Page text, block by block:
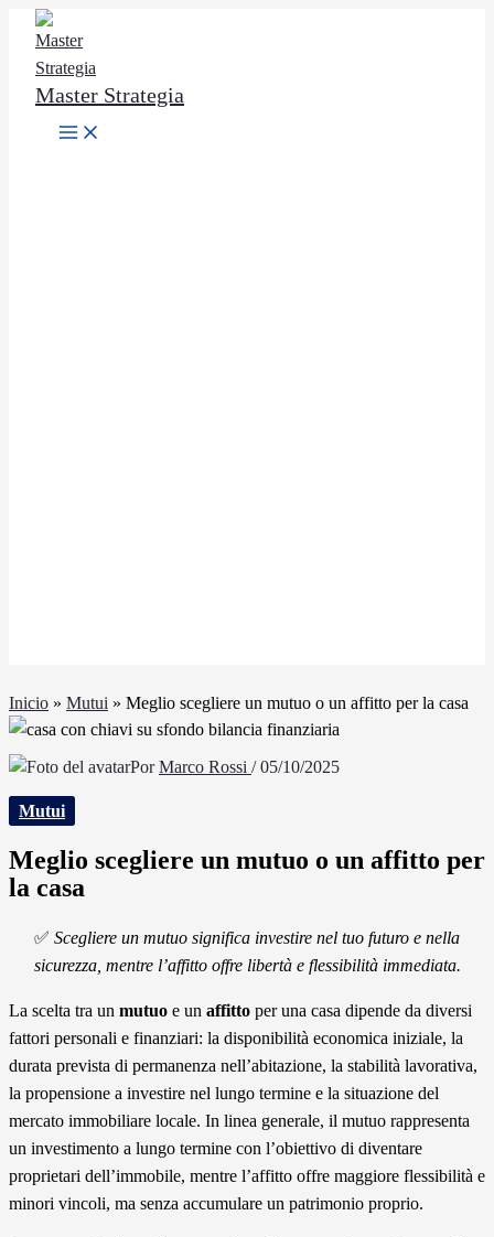
contenido
Master Strategia
Inicio » Mutui » Meglio scegliere un mutuo o un affitto per la casa
PorMarco Rossi /05/10/2025
Mutui
Meglio scegliere un mutuo o un affitto per
la casa
✅ Scegliere un mutuo significa investire nel tuo futuro e nella
sicurezza, mentre l’affitto offre libertà e flessibilità immediata.
La scelta tra un mutuo e un affitto per una casa dipende da diversi
fattori personali e finanziari: la disponibilità economica iniziale, la
durata prevista di permanenza nell’abitazione, la stabilità lavorativa,
la propensione a investire nel lungo termine e la situazione del
mercato immobiliare locale. In linea generale, il mutuo rappresenta
un investimento a lungo termine con l’obiettivo di diventare
proprietari dell’immobile, mentre l’affitto offre maggiore flessibilità e
minori vincoli, ma senza accumulare un patrimonio proprio.